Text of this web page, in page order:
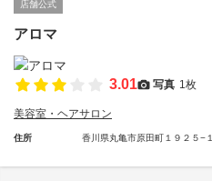
店舗公式
アロマ
3.01 写真 1枚
美容室・ヘアサロン
住所 香川県丸亀市原田町１９２５−１